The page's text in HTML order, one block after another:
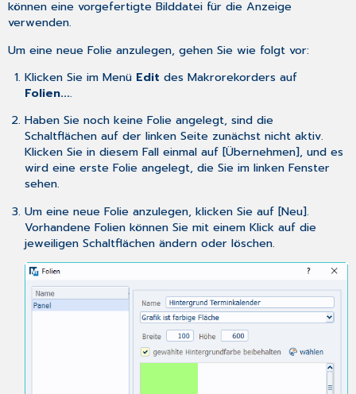
können eine vorgefertigte Bilddatei für die Anzeige
verwenden.
Um eine neue Folie anzulegen, gehen Sie wie folgt vor:
Klicken Sie im Menü Edit des Makrorekorders auf
Folien....
Haben Sie noch keine Folie angelegt, sind die
Schaltflächen auf der linken Seite zunächst nicht aktiv.
Klicken Sie in diesem Fall einmal auf [Übernehmen], und es
wird eine erste Folie angelegt, die Sie im linken Fenster
sehen.
Um eine neue Folie anzulegen, klicken Sie auf [Neu].
Vorhandene Folien können Sie mit einem Klick auf die
jeweiligen Schaltflächen ändern oder löschen.